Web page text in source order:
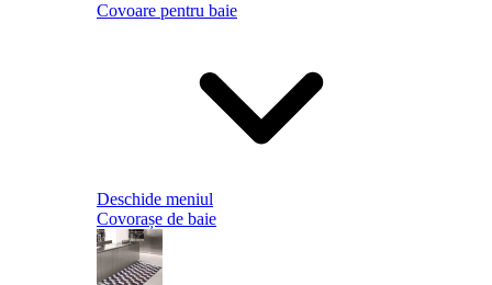
Covoare pentru baie
Deschide meniul
Covorașe de baie